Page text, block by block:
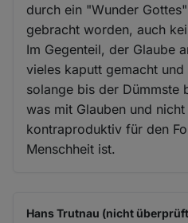
durch ein "Wunder
gebracht worden, auch
Im Gegenteil, der Glaube
vieles kaputt gemacht und
solange bis der Dümmste
was mit Glauben und
kontraproduktiv für den
Menschheit ist.
Hans Trutnau (nicht